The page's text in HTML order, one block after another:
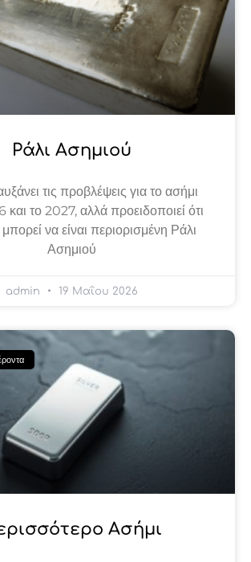
Ράλι Ασημιού
τις προβλέψεις για το ασήμι
και το 2027, αλλά προειδοποιεί ότι
να είναι περιορισμένη Ράλι
Ασημιού
admin 19 Μαΐου 2026
Ασήμι